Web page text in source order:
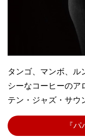
タンゴ、マンボ、ル
シーなコーヒーのア
テン・ジャズ・サウ
『